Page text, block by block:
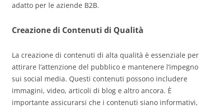
adatto per le aziende B2B.
Creazione di Contenuti di Qualità
La creazione di contenuti di alta qualità è essenziale per
attirare l’attenzione del pubblico e mantenere l’impegno
sui social media. Questi contenuti possono includere
immagini, video, articoli di blog e altro ancora. È
importante assicurarsi che i contenuti siano informativi,